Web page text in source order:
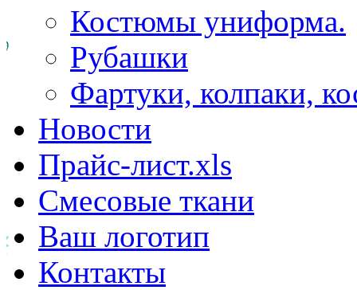
Костюмы униформа.
Рубашки
Фартуки, колпаки,
Новости
Прайс-лист.xls
Смесовые ткани
Ваш логотип
Контакты